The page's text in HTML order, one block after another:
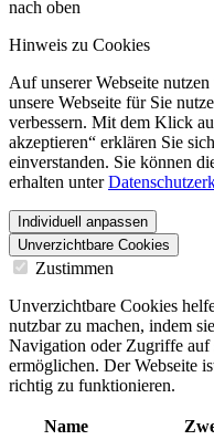
nach oben
Hinweis zu Cookies
Auf unserer Webseite
unsere Webseite für Sie
verbessern. Mit dem Klick
akzeptieren“ erklären Sie
einverstanden. Sie können
erhalten unter
Individuell anpassen
Unverzichtbare Cookies
Zustimmen
Unverzichtbare Cookies
nutzbar zu machen, indem
Navigation oder Zugriffe auf
ermöglichen. Der Webseite
richtig zu funktionieren.
Name